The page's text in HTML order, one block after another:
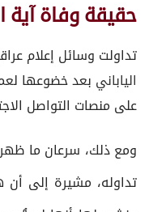
حقيقة وفاة آية
تداولت وسائل إعلام
الياباني بعد خضوعها
على منصات التواصل
ومع ذلك، سرعان ما
تداوله، مشيرة إلى